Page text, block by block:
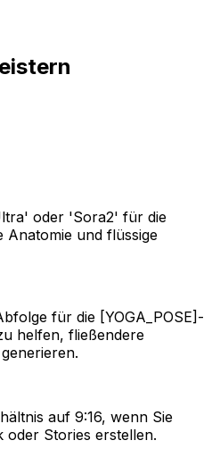
oder 'Sora2' für die
Anatomie und flüssige
für die [YOGA_POSE]-
helfen, fließendere
auf 9:16, wenn Sie
oder Stories erstellen.